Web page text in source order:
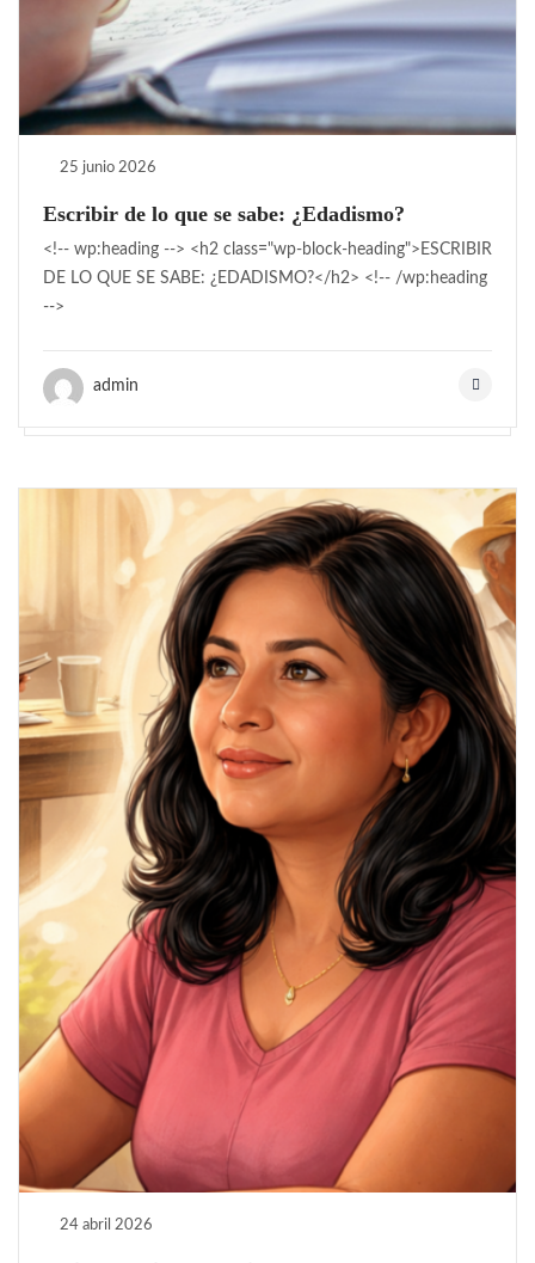
25 junio 2026
Escribir de lo que se sabe: ¿Edadismo?
<!-- wp:heading --> <h2 class="wp-block-heading">ESCRIBIR
DE LO QUE SE SABE: ¿EDADISMO?</h2> <!-- /wp:heading
-->
admin
24 abril 2026